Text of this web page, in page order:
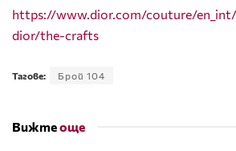
https://www.dior.com/couture/
dior/the-crafts
Тагове: Брой 104
Вижтеоще